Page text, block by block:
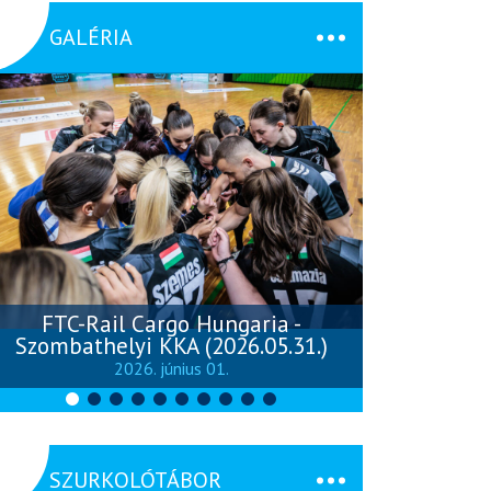
GALÉRIA
FTC-Rail Cargo Hungaria -
Szombathelyi KKA (2026.05.31.)
2026. június 01.
SZURKOLÓTÁBOR